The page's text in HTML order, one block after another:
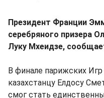
Президент Франции
серебряного призера
Луку Мхеидзе,
В финале парижских
казахстанцу Елдосу
смог стать